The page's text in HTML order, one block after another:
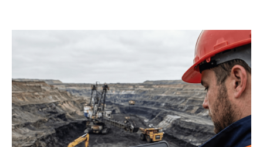
Политика конфиденциальности